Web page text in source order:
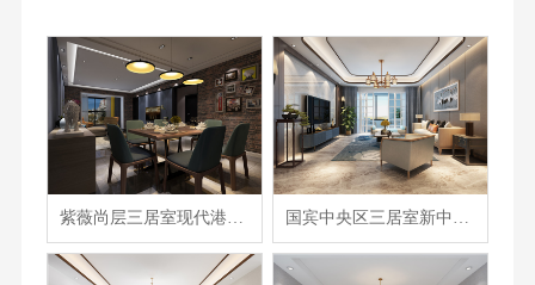
紫薇尚层三居室现代港式混搭风格装修案例 国宾中央区三居室新中式风格装修案例